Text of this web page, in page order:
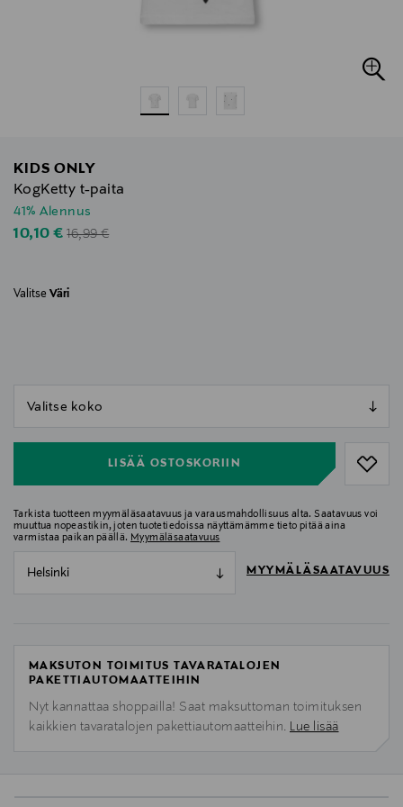
KIDS ONLY
KogKetty t-paita
41% Alennus
Discounted Price
10,10 €Original Price
16,99 €
Valitse Väri
LISÄÄ OSTOSKORIIN
Tarkista tuotteen myymäläsaatavuus ja varausmahdollisuus alta. Saatavuus voi
muuttua nopeastikin, joten tuotetiedoissa näyttämämme tieto pitää aina
varmistaa paikan päällä. Myymäläsaatavuus
Helsinki MYYMÄLÄSAATAVUUS
MAKSUTON TOIMITUS TAVARATALOJEN
PAKETTIAUTOMAATTEIHIN
Nyt kannattaa shoppailla! Saat maksuttoman toimituksen
kaikkien tavaratalojen pakettiautomaatteihin. Lue lisää